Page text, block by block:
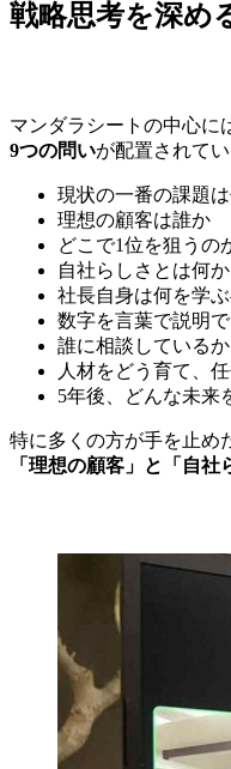
戦略思考を深め
マンダラシートの中心に
9つの問いが配置されてい
現状の一番の課題
理想の顧客は誰か
どこで1位を狙うの
自社らしさとは何か
社長自身は何を学
数字を言葉で説明
誰に相談しているか
人材をどう育て、
5年後、どんな未来
特に多くの方が手を止め
「理想の顧客」と「自社